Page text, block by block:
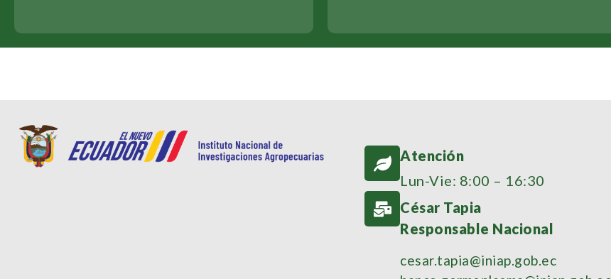
Atención
Lun-Vie: 8:00 – 16:30
César Tapia
Responsable Nacional
cesar.tapia@iniap.gob.ec